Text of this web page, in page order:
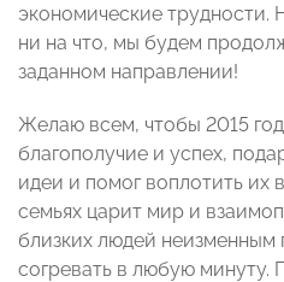
экономические трудности.
ни на что, мы будем
заданном направлении!
Желаю всем, чтобы 2015
благополучие и успех,
идеи и помог воплотить их
семьях царит мир и
близких людей неизменным
согревать в любую минуту.